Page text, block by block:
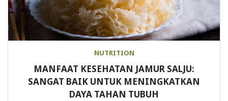
NUTRITION
MANFAAT KESEHATAN JAMUR SALJU:
SANGAT BAIK UNTUK MENINGKATKAN
DAYA TAHAN TUBUH